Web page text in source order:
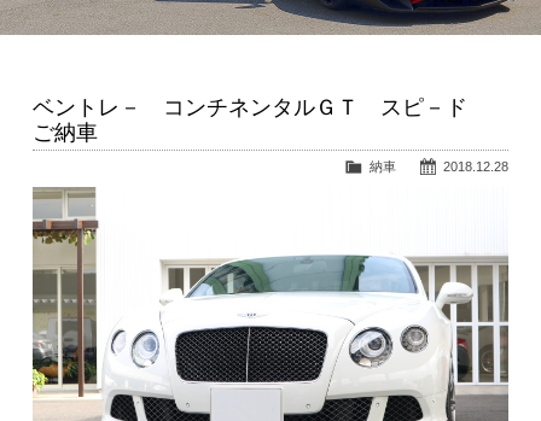
ベントレ－ コンチネンタルＧＴ スピ－ド
ご納車
2018.12.28
納車